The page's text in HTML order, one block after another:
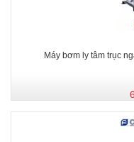
Máy bơm ly tâm trục